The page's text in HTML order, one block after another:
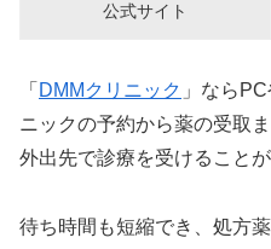
公式サイト
「 DMMクリニック 」なら
ニックの予約から薬の受取
外出先で診療を受けることが
待ち時間も短縮でき、処方